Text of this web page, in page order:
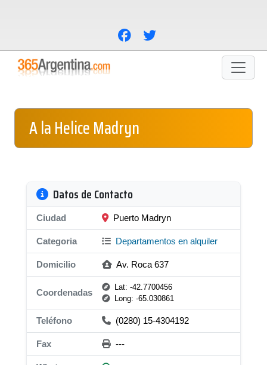
A la Helice Madryn
Datos de Contacto
Ciudad Puerto Madryn
Categoria Departamentos en alquiler
Domicilio Av. Roca 637
Coordenadas
Lat: -42.7700456
Long: -65.030861
Teléfono (0280) 15-4304192
Fax ---